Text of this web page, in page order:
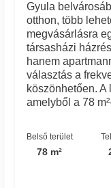
Gyula
otthon, több
megvásárlásra
társasházi
hanem
választás a
köszönhetően. A
amelyből a 78
Belső terület
78 m²